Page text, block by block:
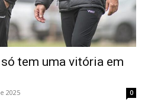
tem uma vitória em
2025 0